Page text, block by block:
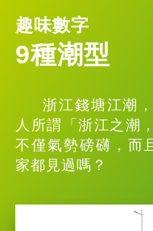
趣味數字
9種潮型
浙江錢塘江潮，
人所謂「浙江之潮
不僅氣勢磅礴，而
家都見過嗎？